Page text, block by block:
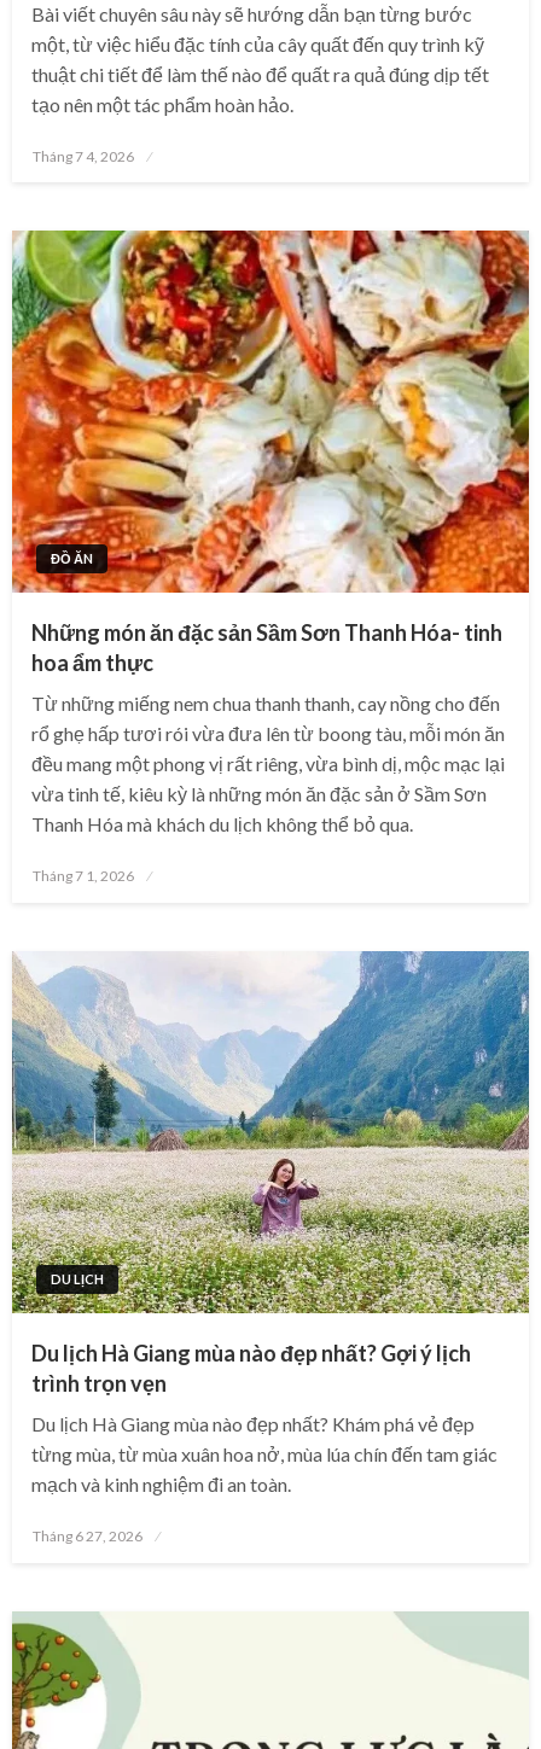
Bài viết chuyên sâu này sẽ hướng dẫn bạn từng bước
một, từ việc hiểu đặc tính của cây quất đến quy trình kỹ
thuật chi tiết để làm thế nào để quất ra quả đúng dịp tết
tạo nên một tác phẩm hoàn hảo.
Posted
Tháng 7 4, 2026
ĐỒ ĂN
Những món ăn đặc sản Sầm Sơn Thanh Hóa- tinh
hoa ẩm thực
Từ những miếng nem chua thanh thanh, cay nồng cho đến
rổ ghẹ hấp tươi rói vừa đưa lên từ boong tàu, mỗi món ăn
đều mang một phong vị rất riêng, vừa bình dị, mộc mạc lại
vừa tinh tế, kiêu kỳ là những món ăn đặc sản ở Sầm Sơn
Thanh Hóa mà khách du lịch không thể bỏ qua.
Posted
Tháng 7 1, 2026
DU LỊCH
Du lịch Hà Giang mùa nào đẹp nhất? Gợi ý lịch
trình trọn vẹn
Du lịch Hà Giang mùa nào đẹp nhất? Khám phá vẻ đẹp
từng mùa, từ mùa xuân hoa nở, mùa lúa chín đến tam giác
mạch và kinh nghiệm đi an toàn.
Posted
Tháng 6 27, 2026